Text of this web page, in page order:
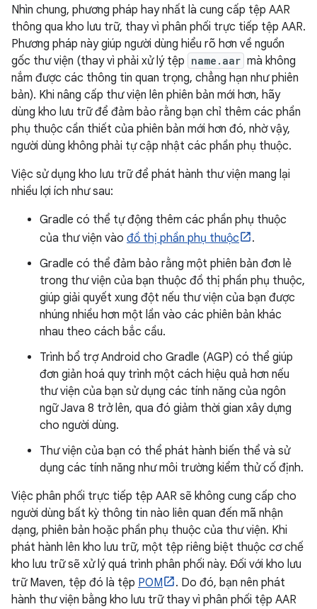
Nhìn chung, phương pháp hay nhất là cung cấp tệp AAR
thông qua kho lưu trữ, thay vì phân phối trực tiếp tệp AAR.
Phương pháp này giúp người dùng hiểu rõ hơn về nguồn
gốc thư viện (thay vì phải xử lý tệp name.aar mà không
nắm được các thông tin quan trọng, chẳng hạn như phiên
bản). Khi nâng cấp thư viện lên phiên bản mới hơn, hãy
dùng kho lưu trữ để đảm bảo rằng bạn chỉ thêm các phần
phụ thuộc cần thiết của phiên bản mới hơn đó, nhờ vậy,
người dùng không phải tự cập nhật các phần phụ thuộc.
Việc sử dụng kho lưu trữ để phát hành thư viện mang lại
nhiều lợi ích như sau:
Gradle có thể tự động thêm các phần phụ thuộc
của thư viện vào đồ thị phần phụ thuộc
.
Gradle có thể đảm bảo rằng một phiên bản đơn lẻ
trong thư viện của bạn thuộc đồ thị phần phụ thuộc,
giúp giải quyết xung đột nếu thư viện của bạn được
nhúng nhiều hơn một lần vào các phiên bản khác
nhau theo cách bắc cầu.
Trình bổ trợ Android cho Gradle (AGP) có thể giúp
đơn giản hoá quy trình một cách hiệu quả hơn nếu
thư viện của bạn sử dụng các tính năng của ngôn
ngữ Java 8 trở lên, qua đó giảm thời gian xây dựng
cho người dùng.
Thư viện của bạn có thể phát hành biến thể và sử
dụng các tính năng như môi trường kiểm thử cố định.
Việc phân phối trực tiếp tệp AAR sẽ không cung cấp cho
người dùng bất kỳ thông tin nào liên quan đến mã nhận
dạng, phiên bản hoặc phần phụ thuộc của thư viện. Khi
phát hành lên kho lưu trữ, một tệp riêng biệt thuộc cơ chế
kho lưu trữ sẽ xử lý quá trình phân phối này. Đối với kho lưu
trữ Maven, tệp đó là tệp POM
. Do đó, bạn nên phát
hành thư viện bằng kho lưu trữ thay vì phân phối tệp AAR